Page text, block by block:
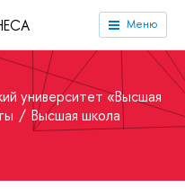
Меню
университет «Высшая
Высшая школа